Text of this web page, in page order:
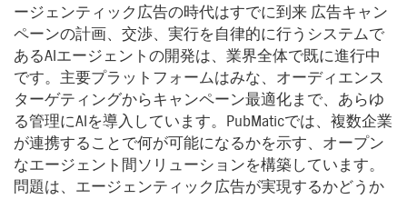
ージェンティック広告の時代はすでに到来 広告キャン
ペーンの計画、交渉、実行を自律的に行うシステムで
あるAIエージェントの開発は、業界全体で既に進行中
です。主要プラットフォームはみな、オーディエンス
ターゲティングからキャンペーン最適化まで、あらゆ
る管理にAIを導入しています。PubMaticでは、複数企業
が連携することで何が可能になるかを示す、オープン
なエージェント間ソリューションを構築しています。
問題は、エージェンティック広告が実現するかどうか